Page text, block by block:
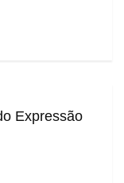
Expressão